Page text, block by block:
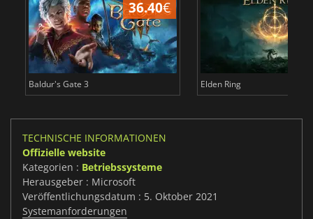
36.40€
Baldur's Gate 3 Elden Ring
TECHNISCHE INFORMATIONEN
Offizielle website
Kategorien : Betriebssysteme
Herausgeber : Microsoft
Veröffentlichungsdatum : 5. Oktober 2021
Systemanforderungen